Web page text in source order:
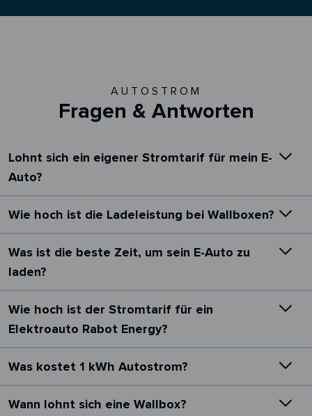
AUTOSTROM
Fragen & Antworten
Lohnt sich ein eigener Stromtarif für mein E-
Auto?
Wie hoch ist die Ladeleistung bei Wallboxen?
Was ist die beste Zeit, um sein E-Auto zu
laden?
Wie hoch ist der Stromtarif für ein
Elektroauto Rabot Energy?
Was kostet 1 kWh Autostrom?
Wann lohnt sich eine Wallbox?